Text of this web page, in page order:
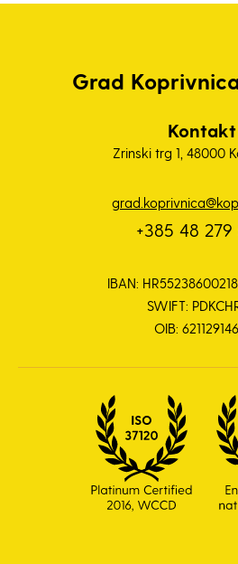
Grad
Kontakt
Zrinski trg 1, 48000
+385 48 279
IBAN:
SWIFT:
OIB: